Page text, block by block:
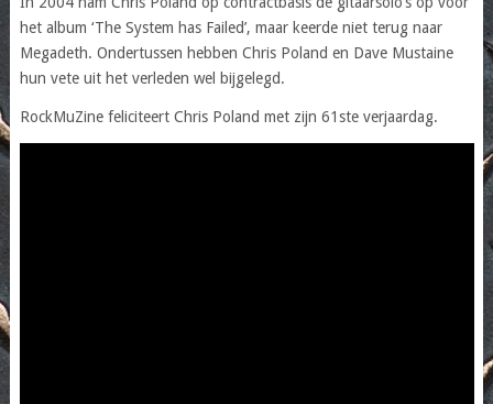
het album ‘The System has Failed’, maar keerde niet terug naar
Megadeth. Ondertussen hebben Chris Poland en Dave Mustaine
hun vete uit het verleden wel bijgelegd.
RockMuZine feliciteert Chris Poland met zijn 61ste verjaardag.